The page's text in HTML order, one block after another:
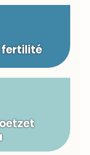
fertilité